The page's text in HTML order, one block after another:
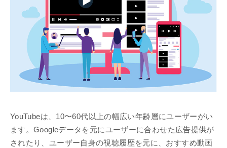
YouTubeは、10〜60代以上の幅広い年齢層にユーザーがい
ます。Googleデータを元にユーザーに合わせた広告提供が
されたり、ユーザー自身の視聴履歴を元に、おすすめ動画